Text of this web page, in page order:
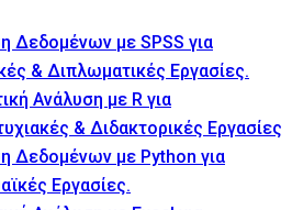
Δεδομένων με SPSS για
& Διπλωματικές Εργασίες.
Ανάλυση με R για
& Διδακτορικές Εργασίες
Δεδομένων με Python για
Εργασίες.